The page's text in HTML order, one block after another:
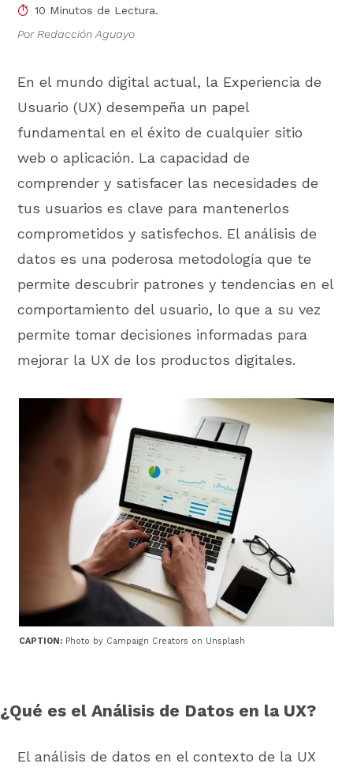
10 Minutos de Lectura.
Por Redacción Aguayo
En el mundo digital actual, la Experiencia de
Usuario (UX) desempeña un papel
fundamental en el éxito de cualquier sitio
web o aplicación. La capacidad de
comprender y satisfacer las necesidades de
tus usuarios es clave para mantenerlos
comprometidos y satisfechos. El análisis de
datos es una poderosa metodología que te
permite descubrir patrones y tendencias en el
comportamiento del usuario, lo que a su vez
permite tomar decisiones informadas para
mejorar la UX de los productos digitales.
CAPTION: Photo by Campaign Creators on Unsplash
¿Qué es el Análisis de Datos en la UX?
El análisis de datos en el contexto de la UX